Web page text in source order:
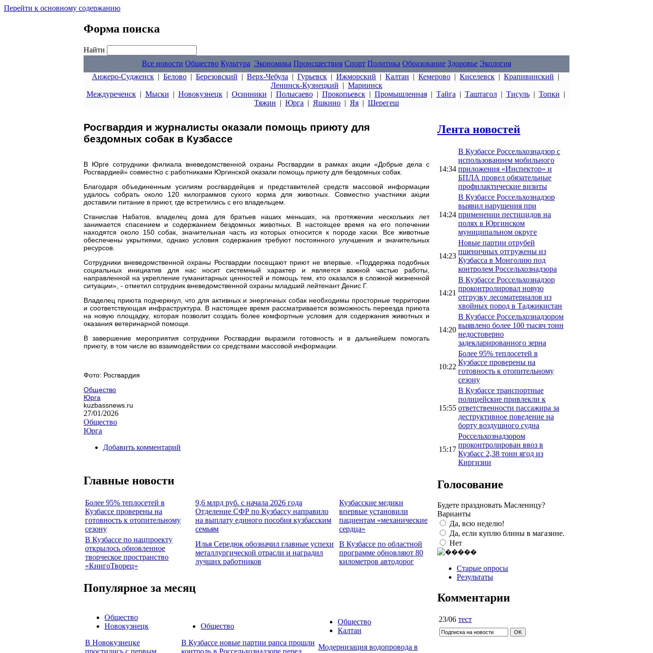
Перейти к основному содержанию
Форма поиска
Найти
Все новости Общество Культура Экономика Происшествия Спорт Политика Образование Здоровье Экология
Анжеро-Судженск | Белово | Березовский | Верх-Чебула | Гурьевск | Ижморский | Калтан | Кемерово | Киселевск | Крапивинский |
Ленинск-Кузнецкий | Мариинск
Междуреченск| Мыски | Новокузнецк| Осинники | Полысаево| Прокопьевск| Промышленная| Тайга | Таштагол| Тисуль| Топки |
Тяжин | Юрга | Яшкино | Яя | Шерегеш
Росгвардия и журналисты оказали помощь приюту для
бездомных собак в Кузбассе
В Юрге сотрудники филиала вневедомственной охраны Росгвардии в рамках акции «Добрые дела с
Росгвардией» совместно с работниками Юргинской оказали помощь приюту для бездомных собак.
Благодаря объединенным усилиям росгвардейцев и представителей средств массовой информации
удалось собрать около 120 килограммов сухого корма для животных. Совместно участники акции
доставили питание в приют, где встретились с его владельцем.
Станислав Набатов, владелец дома для братьев наших меньших, на протяжении нескольких лет
занимается спасением и содержанием бездомных животных. В настоящее время на его попечении
находятся около 150 собак, значительная часть из которых относится к породе хаски. Все животные
обеспечены укрытиями, однако условия содержания требуют постоянного улучшения и значительных
ресурсов.
Сотрудники вневедомственной охраны Росгвардии посещают приют не впервые. «Поддержка подобных
социальных инициатив для нас носит системный характер и является важной частью работы,
направленной на укрепление гуманитарных ценностей и помощь тем, кто оказался в сложной жизненной
ситуации», - отметил сотрудник вневедомственной охраны младший лейтенант Денис Г.
Владелец приюта подчеркнул, что для активных и энергичных собак необходимы просторные территории
и соответствующая инфраструктура. В настоящее время рассматривается возможность переезда приюта
на новую площадку, которая позволит создать более комфортные условия для содержания животных и
оказания ветеринарной помощи.
В завершение мероприятия сотрудники Росгвардии выразили готовность и в дальнейшем помогать
приюту, в том числе во взаимодействии со средствами массовой информации.
Фото: Росгвардия
Общество
Юрга
kuzbassnews.ru
27/01/2026
Общество
Юрга
Добавить комментарий
Главные новости
Более 95% теплосетей в
Кузбассе проверены на
готовность к отопительному
сезону
9,6 млрд руб. с начала 2026 года
Отделение СФР по Кузбассу направило
на выплату единого пособия кузбасским
семьям
Кузбасские медики
впервые установили
пациентам «механические
сердца»
В Кузбассе по нацпроекту
открылось обновленное
творческое пространство
«КнигоТворец»
Илья Середюк обозначил главные успехи
металлургической отрасли и наградил
лучших работников
В Кузбассе по областной
программе обновляют 80
километров автодорог
Популярное за месяц
Общество
Новокузнецк
В Новокузнецке
Общество
В Кузбассе новые партии рапса прошли
Общество
Калтан
Модернизация водопровода в
Лента новостей
14:34
В Кузбассе Россельхознадзор с
использованием мобильного
приложения «Инспектор» и
БПЛА провел обязательные
профилактические визиты
14:24
В Кузбассе Россельхознадзор
выявил нарушения при
применении пестицидов на
полях в Юргинском
муниципальном округе
14:23
Новые партии отрубей
пшеничных отгружены из
Кузбасса в Монголию под
контролем Россельхознадзора
14:21
В Кузбассе Россельхознадзор
проконтролировал новую
отгрузку лесоматериалов из
хвойных пород в Таджикистан
14:20
В Кузбассе Россельхознадзором
выявлено более 100 тысяч тонн
недостоверно
задекларированного зерна
10:22
Более 95% теплосетей в
Кузбассе проверены на
готовность к отопительному
сезону
15:55
В Кузбассе транспортные
полицейские привлекли к
ответственности пассажира за
деструктивное поведение на
борту воздушного судна
15:17
Россельхознадзором
проконтролирован ввоз в
Кузбасс 2,38 тонн ягод из
Киргизии
Голосование
Будете праздновать Масленицу?
Варианты
Да, всю неделю!
Да, если куплю блины в магазине.
Нет
Старые опросы
Результаты
Комментарии
23/06 тест